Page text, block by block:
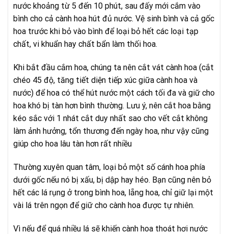
nước khoảng từ 5 đến 10 phút, sau đấy mới cắm vào
bình cho cả cành hoa hút đủ nước. Vệ sinh bình và cả gốc
hoa trước khi bỏ vào bình để loại bỏ hết các loại tạp
chất, vi khuẩn hay chất bẩn làm thối hoa.
Khi bắt đầu cắm hoa, chúng ta nên cắt vát cành hoa (cắt
chéo 45 độ, tăng tiết diện tiếp xúc giữa cành hoa và
nước) để hoa có thể hút nước một cách tối đa và giữ cho
hoa khó bị tàn hơn bình thường. Lưu ý, nên cắt hoa bằng
kéo sắc với 1 nhát cắt duy nhất sao cho vết cắt không
làm ảnh hưởng, tổn thương đến ngày hoa, như vậy cũng
giúp cho hoa lâu tàn hơn rất nhiều
Thường xuyên quan tâm, loại bỏ một số cánh hoa phía
dưới gốc nếu nó bị xấu, bị dập hay héo. Bạn cũng nên bỏ
hết các lá rụng ở trong bình hoa, lẵng hoa, chỉ giữ lại một
vài lá trên ngọn để giữ cho cành hoa được tự nhiên.
Vì nếu để quá nhiều lá sẽ khiến cành hoa thoát hơi nước